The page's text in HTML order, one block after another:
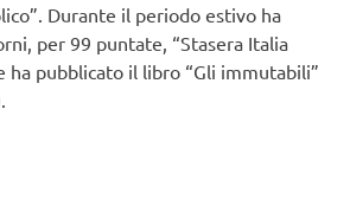
Durante il periodo estivo ha
per 99 puntate, “Stasera Italia
ha pubblicato il libro “Gli immutabili”